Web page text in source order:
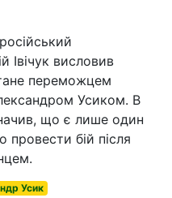
Івічук висловив
переможцем
Усиком. В
що є лише один
бій після
Усик